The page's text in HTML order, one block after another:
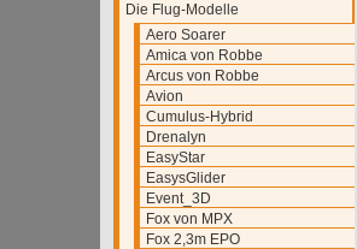
Die Flug-Modelle
Aero Soarer
Amica von Robbe
Arcus von Robbe
Avion
Cumulus-Hybrid
Drenalyn
EasyStar
EasysGlider
Event_3D
Fox von MPX
Fox 2,3m EPO